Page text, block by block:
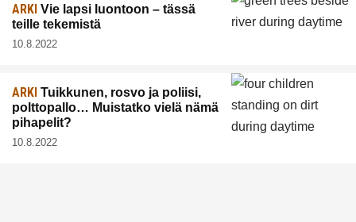
ARKI Vie lapsi luontoon – tässä
teille tekemistä
10.8.2022
ARKI Tuikkunen, rosvo ja poliisi,
polttopallo… Muistatko vielä nämä
pihapelit?
10.8.2022